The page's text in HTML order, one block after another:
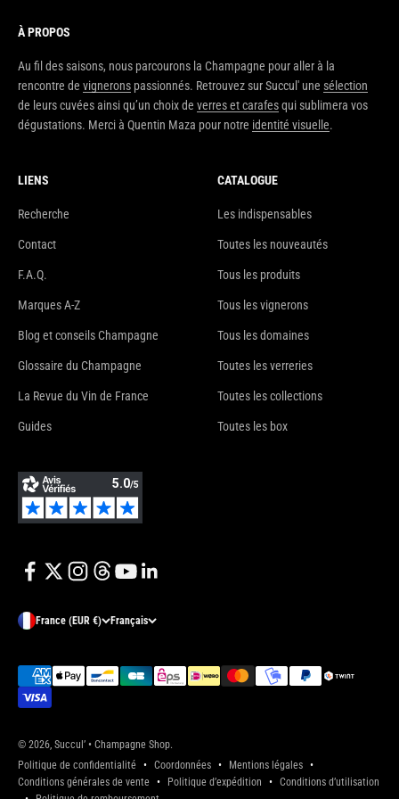
À PROPOS
Au fil des saisons, nous parcourons la Champagne pour aller à la
rencontre de vignerons passionnés. Retrouvez sur Succul' une sélection
de leurs cuvées ainsi qu’un choix de verres et carafesqui sublimera vos
dégustations. Merci à Quentin Maza pour notre identité visuelle.
LIENS
Recherche
Contact
F.A.Q.
Marques A-Z
Blog et conseils Champagne
Glossaire du Champagne
La Revue du Vin de France
Guides
CATALOGUE
Les indispensables
Toutes les nouveautés
Tous les produits
Tous les vignerons
Tous les domaines
Toutes les verreries
Toutes les collections
Toutes les box
France (EUR €) Français
© 2026, Succul’ • Champagne Shop.
Politique de confidentialité
Coordonnées
Mentions légales
Conditions générales de vente
Politique d’expédition
Conditions d’utilisation